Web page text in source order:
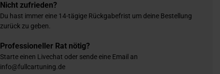
Nicht zufrieden?
Du hast immer eine 14-tägige Rückgabefrist um deine Bestellung
zurück zu geben.
Professioneller Rat nötig?
Starte einen Livechat oder sende eine Email an
info@fullcartuning.de